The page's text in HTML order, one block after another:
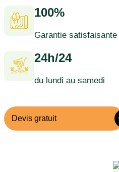
100%
Garantie satisfaisante
24h/24
du lundi au samedi
Devis gratuit